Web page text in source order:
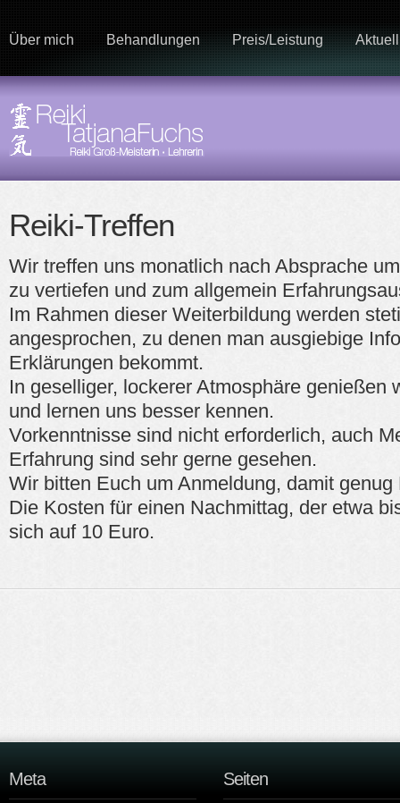
Über mich Behandlungen Preis/Leistung Aktuell
Reiki-Treffen
Wir treffen uns monatlich nach Absprache
zu vertiefen und zum allgemein
Im Rahmen dieser Weiterbildung werden
angesprochen, zu denen man ausgiebige
Erklärungen bekommt.
In geselliger, lockerer Atmosphäre genießen
und lernen uns besser kennen.
Vorkenntnisse sind nicht erforderlich, auch
Erfahrung sind sehr gerne gesehen.
Wir bitten Euch um Anmeldung, damit
Die Kosten für einen Nachmittag, der etwa
sich auf 10 Euro.
Meta Seiten